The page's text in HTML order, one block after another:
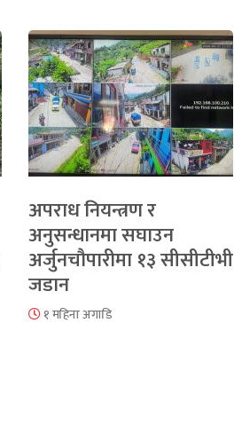
अपराध नियन्त्रण र
अनुसन्धानमा सघाउन
अर्जुनचौपारीमा १३ सीसीटीभी
जडान
१ महिना अगाडि